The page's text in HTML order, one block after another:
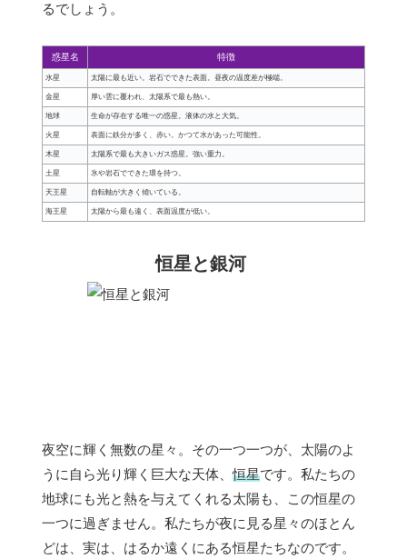
るでしょう。
惑星名 特徴
水星 太陽に最も近い。岩石でできた表面。昼夜の温度差が極端。
金星 厚い雲に覆われ、太陽系で最も熱い。
地球 生命が存在する唯一の惑星。液体の水と大気。
火星 表面に鉄分が多く、赤い。かつて水があった可能性。
木星 太陽系で最も大きいガス惑星。強い重力。
土星 氷や岩石でできた環を持つ。
天王星 自転軸が大きく傾いている。
海王星 太陽から最も遠く、表面温度が低い。
恒星と銀河
夜空に輝く無数の星々。その一つ一つが、太陽のよ
うに自ら光り輝く巨大な天体、恒星です。私たちの
地球にも光と熱を与えてくれる太陽も、この恒星の
一つに過ぎません。私たちが夜に見る星々のほとん
どは、実は、はるか遠くにある恒星たちなのです。